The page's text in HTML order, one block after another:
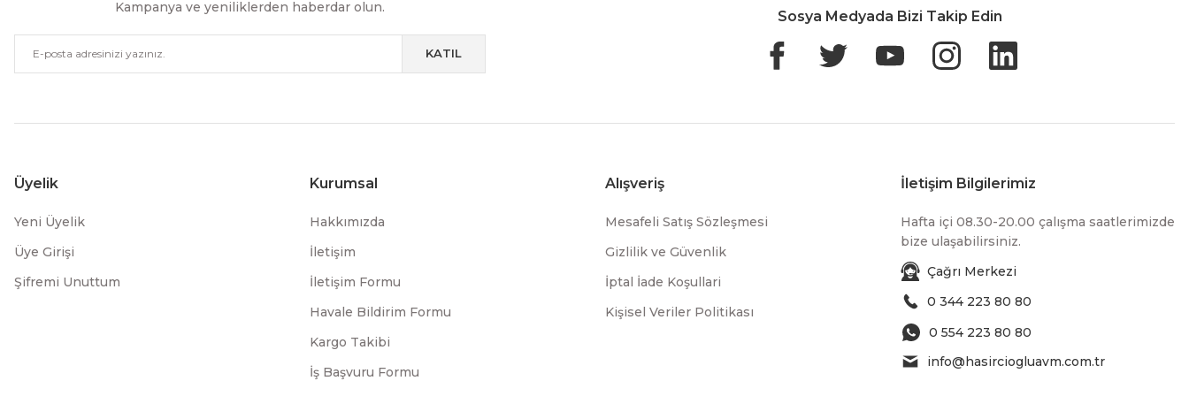
Kampanya ve yeniliklerden haberdar olun.
KATIL
Sosya Medyada Bizi Takip Edin
Üyelik
Yeni Üyelik
Üye Girişi
Şifremi Unuttum
Kurumsal
Hakkımızda
İletişim
İletişim Formu
Havale Bildirim Formu
Kargo Takibi
İş Başvuru Formu
Alışveriş
Mesafeli Satış Sözleşmesi
Gizlilik ve Güvenlik
İptal İade Koşullari
Kişisel Veriler Politikası
İletişim Bilgilerimiz
Hafta içi 08.30-20.00 çalışma saatlerimizde
bize ulaşabilirsiniz.
Çağrı Merkezi
0 344 223 80 80
0 554 223 80 80
info@hasirciogluavm.com.tr